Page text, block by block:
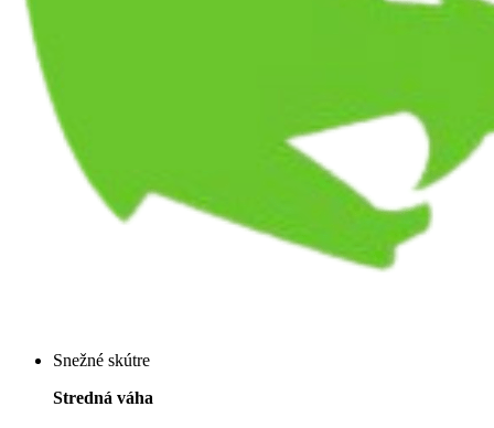
Snežné skútre
Stredná váha